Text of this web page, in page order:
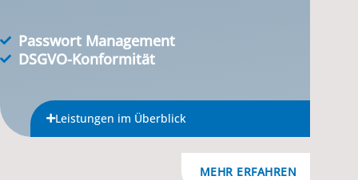
Passwort Management
DSGVO-Konformität
Leistungen im Überblick
MEHR ERFAHREN